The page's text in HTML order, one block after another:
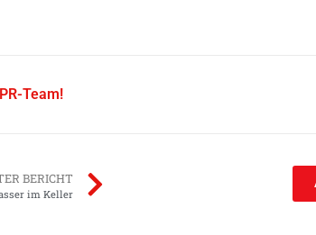
Team!
BERICHT
im Keller